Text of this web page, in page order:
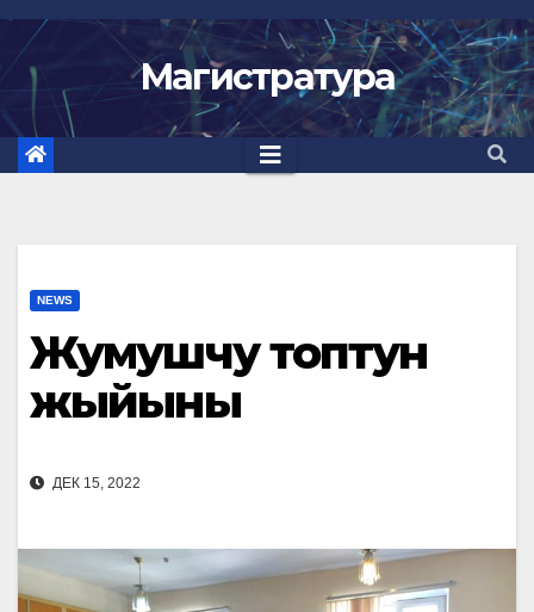
Перейти
содержимому
Магистратура
NEWS
Жумушчу топтун
жыйыны
ДЕК 15, 2022